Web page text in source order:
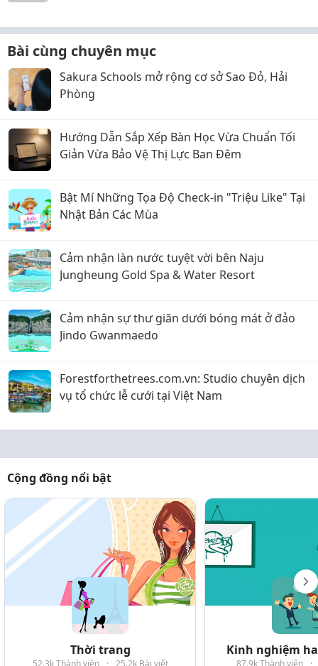
Bài cùng chuyên mục
Sakura Schools mở rộng cơ sở Sao Đỏ, Hải
Phòng
Hướng Dẫn Sắp Xếp Bàn Học Vừa Chuẩn Tối
Giản Vừa Bảo Vệ Thị Lực Ban Đêm
Bật Mí Những Tọa Độ Check-in "Triệu Like" Tại
Nhật Bản Các Mùa
Cảm nhận làn nước tuyệt vời bên Naju
Jungheung Gold Spa & Water Resort
Cảm nhận sự thư giãn dưới bóng mát ở đảo
Jindo Gwanmaedo
Forestforthetrees.com.vn: Studio chuyên dịch
vụ tổ chức lễ cưới tại Việt Nam
Cộng đồng nổi bật
Thời trang
52.3k Thành viên · 25.2k Bài viết
Kinh nghiệm
87.9k Thành viên ·